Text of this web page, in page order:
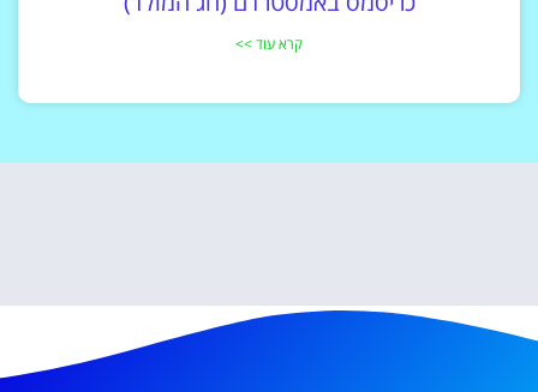
קרא עוד >>